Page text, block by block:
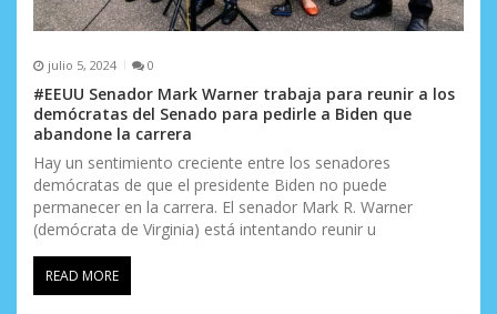
julio 5, 2024 0
#EEUU Senador Mark Warner trabaja para reunir a los
demócratas del Senado para pedirle a Biden que
abandone la carrera
Hay un sentimiento creciente entre los senadores
demócratas de que el presidente Biden no puede
permanecer en la carrera. El senador Mark R. Warner
(demócrata de Virginia) está intentando reunir u
READ MORE